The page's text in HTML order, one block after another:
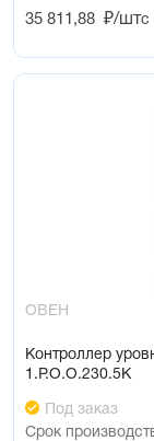
35 811,88 ₽/штс
ОВЕН
Контроллер
1.Р.О.О.230.5К
Под заказ
Срок